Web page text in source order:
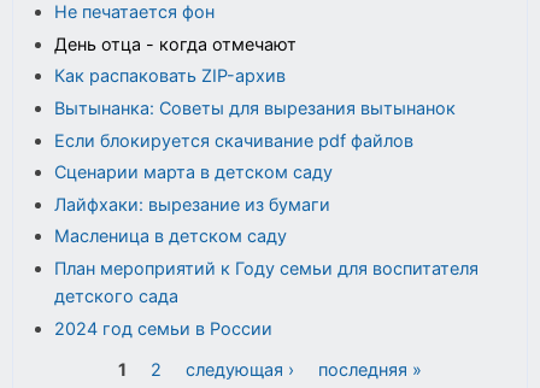
Не печатается фон
День отца - когда отмечают
Как распаковать ZIP-архив
Вытынанка: Советы для вырезания вытынанок
Если блокируется скачивание pdf файлов
Сценарии марта в детском саду
Лайфхаки: вырезание из бумаги
Масленица в детском саду
План мероприятий к Году семьи для воспитателя
детского сада
2024 год семьи в России
Страницы
1 2 следующая › последняя »